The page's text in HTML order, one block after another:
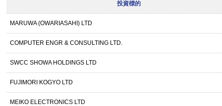
投資標的
MARUWA (OWARIASAHI) LTD
COMPUTER ENGR & CONSULTING LTD.
SWCC SHOWA HOLDINGS LTD
FUJIMORI KOGYO LTD
MEIKO ELECTRONICS LTD